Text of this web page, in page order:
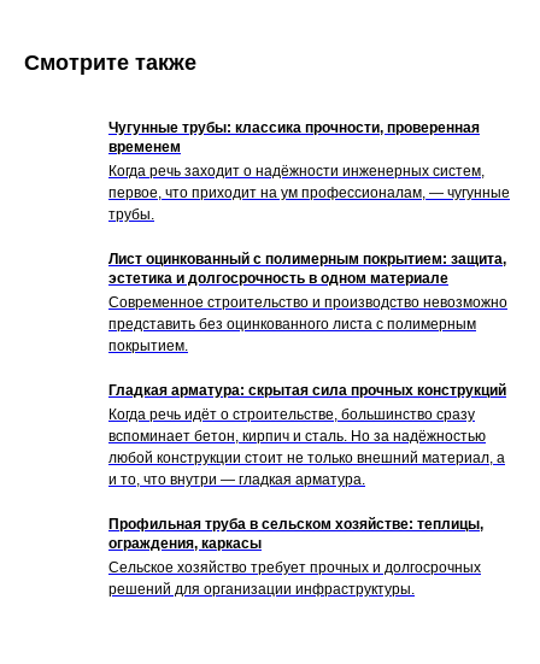
Смотрите также
Чугунные трубы: классика прочности, проверенная
временем
Когда речь заходит о надёжности инженерных систем,
первое, что приходит на ум профессионалам, — чугунные
трубы.
Лист оцинкованный с полимерным покрытием: защита,
эстетика и долгосрочность в одном материале
Современное строительство и производство невозможно
представить без оцинкованного листа с полимерным
покрытием.
Гладкая арматура: скрытая сила прочных конструкций
Когда речь идёт о строительстве, большинство сразу
вспоминает бетон, кирпич и сталь. Но за надёжностью
любой конструкции стоит не только внешний материал, а
и то, что внутри — гладкая арматура.
Профильная труба в сельском хозяйстве: теплицы,
ограждения, каркасы
Сельское хозяйство требует прочных и долгосрочных
решений для организации инфраструктуры.